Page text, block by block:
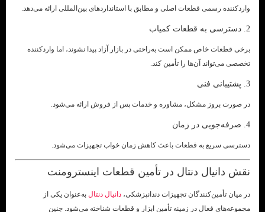
واردکننده رسمی قطعات اصلی و مطابق با استانداردهای بین‌المللی ارائه می‌دهد.
2. دسترسی به قطعات کمیاب
برخی قطعات خاص ممکن است به‌راحتی در بازار آزاد پیدا نشوند، اما واردکننده
تخصصی می‌تواند آن‌ها را تأمین کند.
3. پشتیبانی فنی
در صورت بروز مشکل، مشاوره و خدمات پس از فروش ارائه می‌شود.
4. صرفه‌جویی در زمان
دسترسی سریع به قطعات باعث کاهش زمان خواب تجهیزات می‌شود.
نقش دانیال دنتال در تأمین قطعات اینسترومنت
در میان تأمین‌کنندگان تجهیزات دندانپزشکی، دانیال دنتال به‌عنوان یکی از
مجموعه‌های فعال در زمینه تأمین ابزار و قطعات شناخته می‌شود. چنین